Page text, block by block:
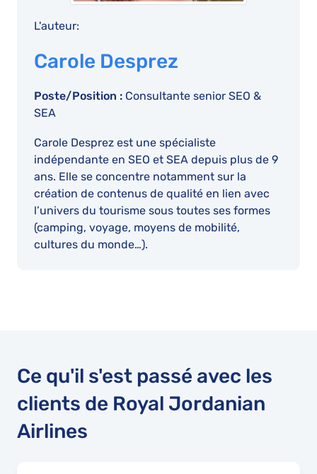
L'auteur:
Carole Desprez
Poste/Position : Consultante senior SEO &
SEA
Carole Desprez est une spécialiste
indépendante en SEO et SEA depuis plus de 9
ans. Elle se concentre notamment sur la
création de contenus de qualité en lien avec
l’univers du tourisme sous toutes ses formes
(camping, voyage, moyens de mobilité,
cultures du monde…).
Ce qu'il s'est passé avec les
clients de Royal Jordanian
Airlines